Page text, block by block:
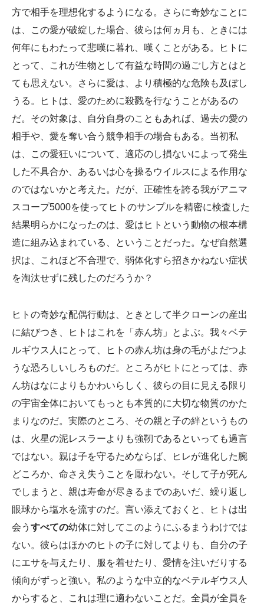
方で相手を理想化するようになる。さらに奇妙なことに
は、この愛が破綻した場合、彼らは何ヵ月も、ときには
何年にもわたって悲嘆に暮れ、嘆くことがある。ヒトに
とって、これが生物として有益な時間の過ごし方とはと
ても思えない。さらに愛は、より積極的な危険も及ぼし
うる。ヒトは、愛のために殺戮を行なうことがあるの
だ。その対象は、自分自身のこともあれば、過去の愛の
相手や、愛を奪い合う競争相手の場合もある。当初私
は、この愛狂いについて、適応のし損ないによって発生
した不具合か、あるいは心を操るウイルスによる作用な
のではないかと考えた。だが、正確性を誇る我がアニマ
スコープ5000を使ってヒトのサンプルを精密に検査した
結果明らかになったのは、愛はヒトという動物の根本構
造に組み込まれている、ということだった。なぜ自然選
択は、これほど不合理で、弱体化すら招きかねない症状
を淘汰せずに残したのだろうか？
ヒトの奇妙な配偶行動は、ときとして半クローンの産出
に結びつき、ヒトはこれを「赤ん坊」とよぶ。我々ベテ
ルギウス人にとって、ヒトの赤ん坊は身の毛がよだつよ
うな恐ろしいしろものだ。ところがヒトにとっては、赤
ん坊はなによりもかわいらしく、彼らの目に見える限り
の宇宙全体においてもっとも本質的に大切な物質のかた
まりなのだ。実際のところ、その親と子の絆というもの
は、火星の泥レスラーよりも強靭󠄂であるといっても過言
ではない。親は子を守るためならば、ヒレが進化した腕
どころか、命さえ失うことを厭わない。そして子が死ん
でしまうと、親は寿命が尽きるまでのあいだ、繰り返し
眼球から塩水を流すのだ。言い添えておくと、ヒトは出
会う すべての幼体に対してこのようにふるまうわけでは
ない。彼らはほかのヒトの子に対してよりも、自分の子
にエサを与えたり、服を着せたり、愛情を注いだりする
傾向がずっと強い。私のような中立的なベテルギウス人
からすると、これは理に適わないことだ。全員が全員を